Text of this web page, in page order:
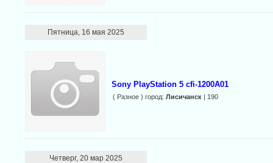
Пятница, 16 мая 2025
Sony PlayStation 5 cfi-1200A01
( Разное ) город: Лисичанск| 190
Четверг, 20 мар 2025